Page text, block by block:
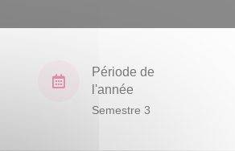
Période de
l'année
Semestre 3